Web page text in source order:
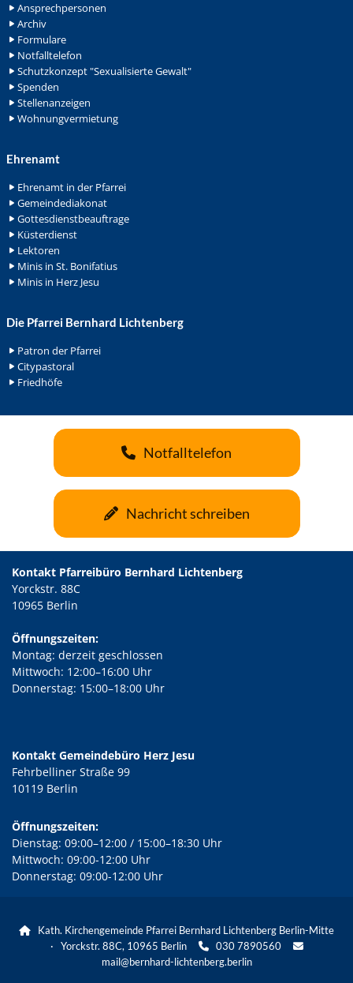
Ansprechpersonen
Archiv
Formulare
Notfalltelefon
Schutzkonzept "Sexualisierte Gewalt"
Spenden
Stellenanzeigen
Wohnungvermietung
Ehrenamt
Ehrenamt in der Pfarrei
Gemeindediakonat
Gottesdienstbeauftrage
Küsterdienst
Lektoren
Minis in St. Bonifatius
Minis in Herz Jesu
Die Pfarrei Bernhard Lichtenberg
Patron der Pfarrei
Citypastoral
Friedhöfe
Notfalltelefon
Nachricht schreiben
Kontakt Pfarreibüro Bernhard Lichtenberg
Yorckstr. 88C
10965 Berlin
Öffnungszeiten:
Montag: derzeit geschlossen
Mittwoch: 12:00–16:00 Uhr
Donnerstag: 15:00–18:00 Uhr
Kontakt Gemeindebüro Herz Jesu
Fehrbelliner Straße 99
10119 Berlin
Öffnungszeiten:
Dienstag: 09:00–12:00 / 15:00–18:30 Uhr
Mittwoch: 09:00-12:00 Uhr
Donnerstag: 09:00-12:00 Uhr

Kath. Kirchengemeinde Pfarrei Bernhard Lichtenberg Berlin-Mitte
· Yorckstr. 88C, 10965 Berlin
030 7890560 
mail@bernhard-lichtenberg.berlin